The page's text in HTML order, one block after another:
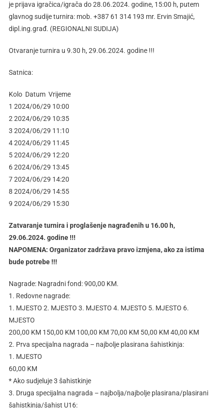
je prijava igračica/igrača do 28.06.2024. godine, 15:00 h, putem
glavnog sudije turnira: mob. +387 61 314 193 mr. Ervin Smajić,
dipl.ing.građ. (REGIONALNI SUDIJA)
Otvaranje turnira u 9.30 h, 29.06.2024. godine !!!
Satnica:
Kolo Datum Vrijeme
1 2024/06/29 10:00
2 2024/06/29 10:35
3 2024/06/29 11:10
4 2024/06/29 11:45
5 2024/06/29 12:20
6 2024/06/29 13:45
7 2024/06/29 14:20
8 2024/06/29 14:55
9 2024/06/29 15:30
Zatvaranje turnira i proglašenje nagrađenih u 16.00 h,
29.06.2024. godine !!!
NAPOMENA: Organizator zadržava pravo izmjena, ako za istima
bude potrebe !!!
Nagrade: Nagradni fond: 900,00 KM.
1. Redovne nagrade:
1. MJESTO 2. MJESTO 3. MJESTO 4. MJESTO 5. MJESTO 6.
MJESTO
200,00 KM 150,00 KM 100,00 KM 70,00 KM 50,00 KM 40,00 KM
2. Prva specijalna nagrada – najbolje plasirana šahistkinja:
1. MJESTO
60,00 KM
* Ako sudjeluje 3 šahistkinje
3. Druga specijalna nagrada – najbolja/najbolje plasirana/plasirani
šahistkinja/šahist U16: